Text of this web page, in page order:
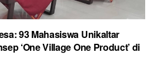
93 Mahasiswa Unikaltar
‘One Village One Product’ di